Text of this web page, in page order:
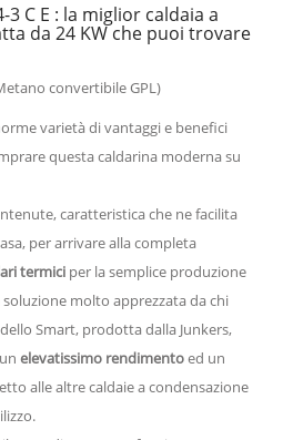
3 C E : la miglior caldaia a
da 24 KW che puoi trovare
convertibile GPL)
varietà di vantaggi e benefici
questa caldarina moderna su
caratteristica che ne facilita
per arrivare alla completa
termici per la semplice produzione
molto apprezzata da chi
Smart, prodotta dalla Junkers,
elevatissimo rendimentoed un
alle altre caldaie a condensazione